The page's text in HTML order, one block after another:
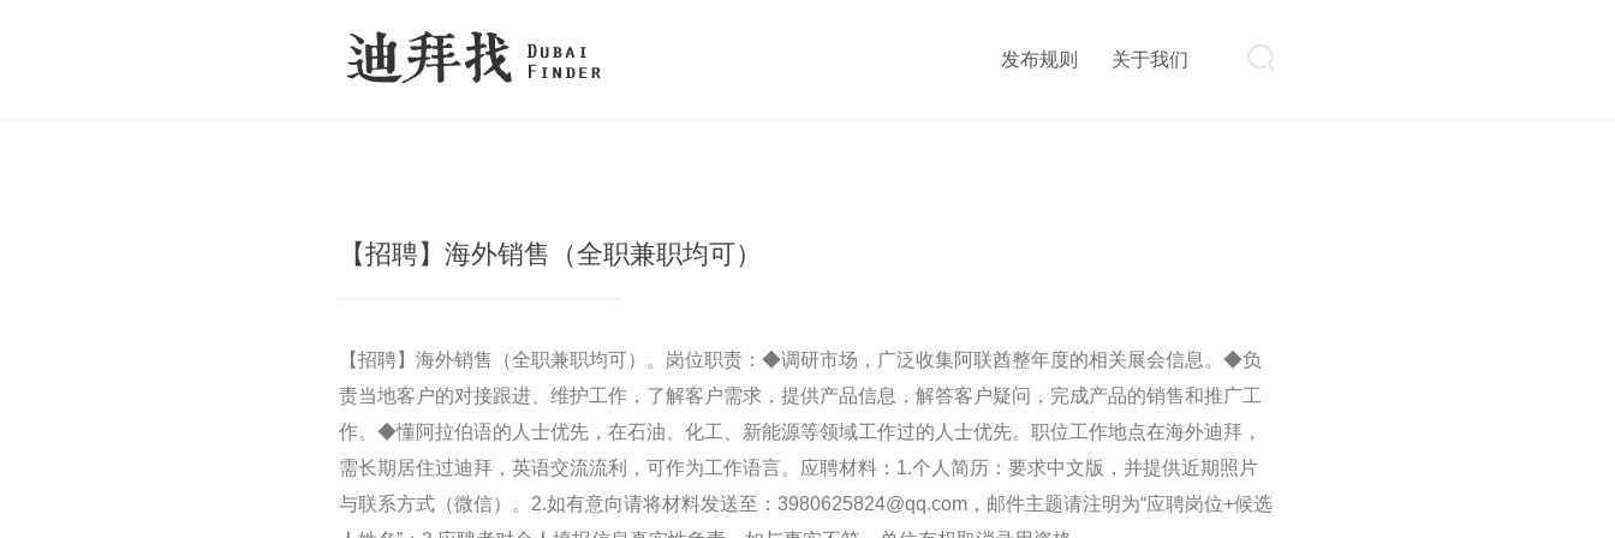

发布规则 关于我们
【招聘】海外销售（全职兼职均可）
【招聘】海外销售（全职兼职均可）。岗位职责：◆调研市场，广泛收集阿联酋整年度的相关展会信息。◆负
责当地客户的对接跟进、维护工作，了解客户需求，提供产品信息，解答客户疑问，完成产品的销售和推广工
作。◆懂阿拉伯语的人士优先，在石油、化工、新能源等领域工作过的人士优先。职位工作地点在海外迪拜，
需长期居住过迪拜，英语交流流利，可作为工作语言。应聘材料：1.个人简历：要求中文版，并提供近期照片
与联系方式（微信）。2.如有意向请将材料发送至：3980625824@qq.com，邮件主题请注明为“应聘岗位+候选